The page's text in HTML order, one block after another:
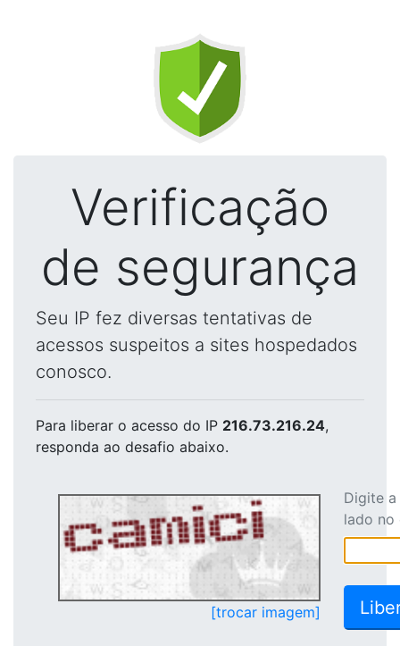
Verificação
de segurança
Seu IP fez diversas tentativas de
acessos suspeitos a sites hospedados
conosco.
Para liberar o acesso do IP 216.73.216.24,
responda ao desafio abaixo.
[trocar imagem]
Digite
lado no